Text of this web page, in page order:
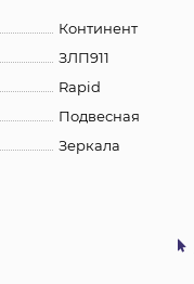
Континент
ЗЛП911
Rapid
Подвесная
Зеркала